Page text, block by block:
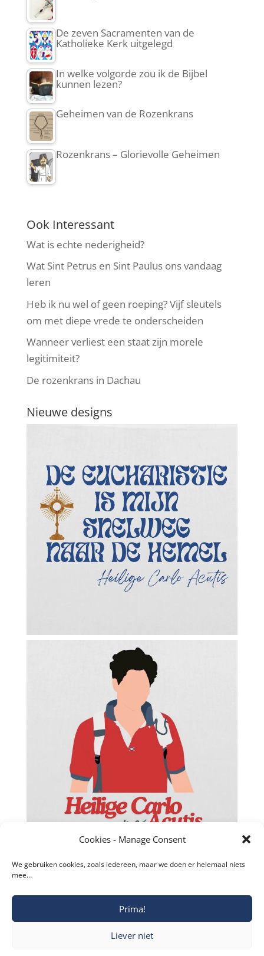
Cookies - Manage Consent
We gebruiken cookies, zoals iedereen, maar we doen er helemaal niets
mee…
Prima!
Liever niet
De zeven Sacramenten van de
Katholieke Kerk uitgelegd
In welke volgorde zou ik de Bijbel
kunnen lezen?
Geheimen van de Rozenkrans
Rozenkrans – Glorievolle Geheimen
Ook Interessant
Wat is echte nederigheid?
Wat Sint Petrus en Sint Paulus ons vandaag
leren
Heb ik nu wel of geen roeping? Vijf sleutels
om met diepe vrede te onderscheiden
Wanneer verliest een staat zijn morele
legitimiteit?
De rozenkrans in Dachau
Nieuwe designs
Facebook
Twitter
Blogger